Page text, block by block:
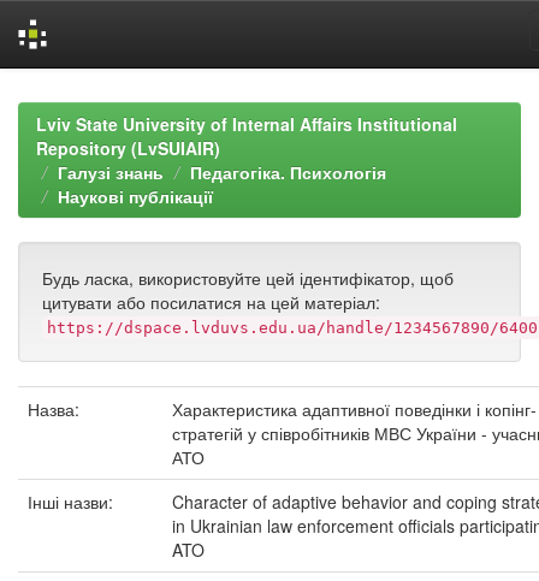
navigationLviv State University of Internal Affairs Institutional
Repository (LvSUIAIR)
Галузі знань
Педагогіка. Психологія
Наукові публікації
Будь ласка, використовуйте цей ідентифікатор, щоб
цитувати або посилатися на цей матеріал:
https://dspace.lvduvs.edu.ua/handle/1234567890/6400
Назва:
Характеристика адаптивної поведінки і копінг-
стратегій у співробітників МВС України -
АТО
Інші назви:
Character of adaptive behavior and coping
in Ukrainian law enforcement officials
ATO